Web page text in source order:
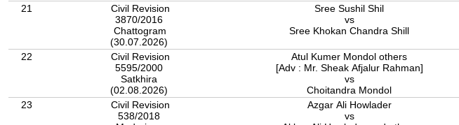
21
Civil Revision
3870/2016
Chattogram
(30.07.2026)
Sree Sushil Shil
vs
Sree Khokan Chandra Shill
22
Civil Revision
5595/2000
Satkhira
(02.08.2026)
Atul Kumer Mondol others
[Adv : Mr. Sheak Afjalur Rahman]
vs
Choitandra Mondol
23
Civil Revision
538/2018
Azgar Ali Howlader
vs